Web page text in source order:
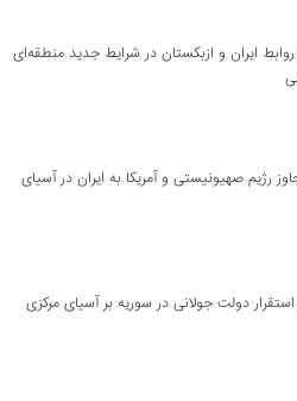
ایران و ازبکستان در شرایط جدید منطقه‌ای
رژیم صهیونیستی و آمریکا به ایران در آسیای
دولت جولانی در سوریه بر آسیای مرکزی